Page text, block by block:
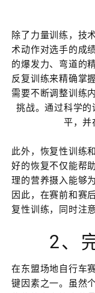
除了力量训练，技
术动作对选手的成
的爆发力、弯道的
反复训练来精确掌
需要不断调整训练
挑战。通过科学
平，并
此外，恢复性训练
好的恢复不仅能帮
理的营养摄入能够
因此，在赛前和赛
复性训练，同时注
2、
在东盟场地自行车
键因素之一。虽然